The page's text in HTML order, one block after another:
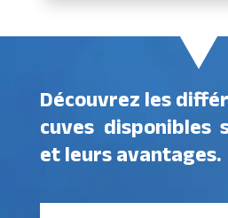
Découvrez les
cuves disponibles
et leurs avantages.